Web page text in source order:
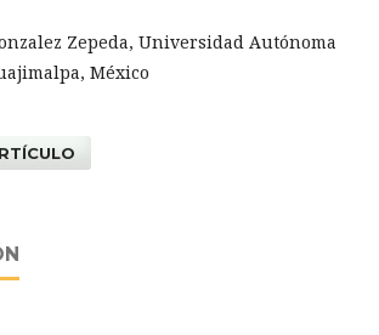
Zepeda, Universidad Autónoma
México